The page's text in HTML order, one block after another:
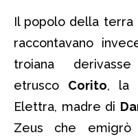
Il popolo della terra
raccontavano
troiana
etrusco Corito, la
Elettra, madre di
Zeus che